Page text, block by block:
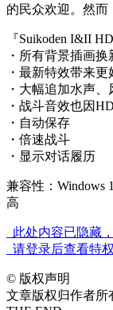
的民众欢迎。然而
『Suikoden I&II
・所有背景插画
・最新特效带来
・大幅追加水声
・战斗音效也因
・自动保存
・倍速战斗
・显示对话履历
兼容性：Windows
高
此处内容已隐藏
请登录后查看特权
© 版权声明
文章版权归作者所